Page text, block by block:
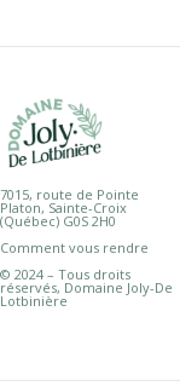
7015, route de Pointe
Platon, Sainte-Croix
(Québec) G0S 2H0
Comment vous rendre
© 2024 – Tous droits
réservés, Domaine Joly-De
Lotbinière